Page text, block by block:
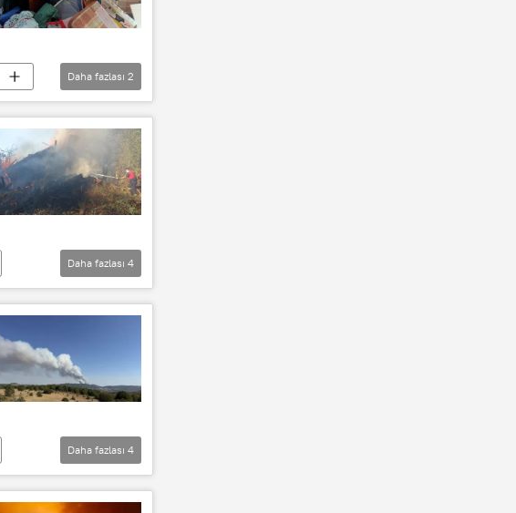
Daha fazlası 2
Daha fazlası 4
Daha fazlası 4